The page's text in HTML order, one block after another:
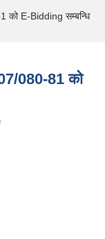
E-Bidding सम्बन्धि
080-81 को